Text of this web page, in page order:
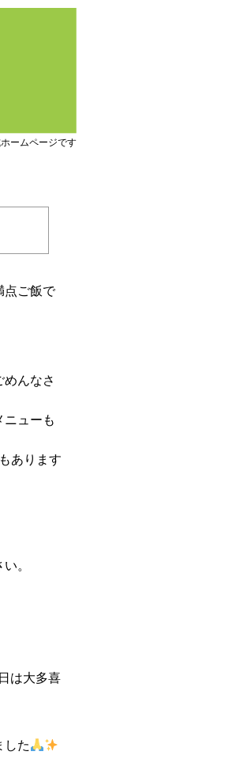
ームページです
点ご飯で
んなさ
ニューも
あります
。
は大多喜
した